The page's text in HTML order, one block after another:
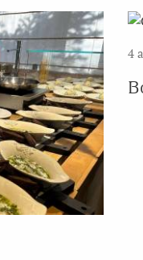
4